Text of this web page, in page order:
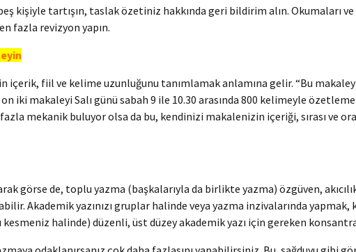
kişiyle tartışın, taslak özetiniz hakkında geri bildirim alın. Okumaları ve
fazla revizyon yapın.
fiil ve kelime uzunluğunu tanımlamak anlamına gelir. “Bu
iki makaleyi Salı günü sabah 9 ile 10.30 arasında 800 kelimeyle
mekanik buluyor olsa da bu, kendinizi makalenizin içeriği, sırası ve
görse de, toplu yazma (başkalarıyla da birlikte yazma) özgüven,
Akademik yazınızı gruplar halinde veya yazma inzivalarında yapmak,
halinde) düzenli, üst düzey akademik yazı için gereken